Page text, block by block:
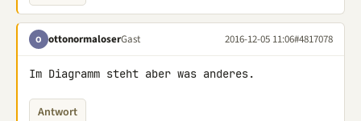
O ottonormaloserGast 2016-12-05 11:06#4817078
Im Diagramm steht aber was anderes.
Antwort